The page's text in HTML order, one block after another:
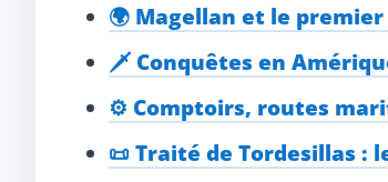
🌍 Magellan et le
🗡️ Conquêtes en
⚙️ Comptoirs, routes
📜 Traité de Tordesillas :